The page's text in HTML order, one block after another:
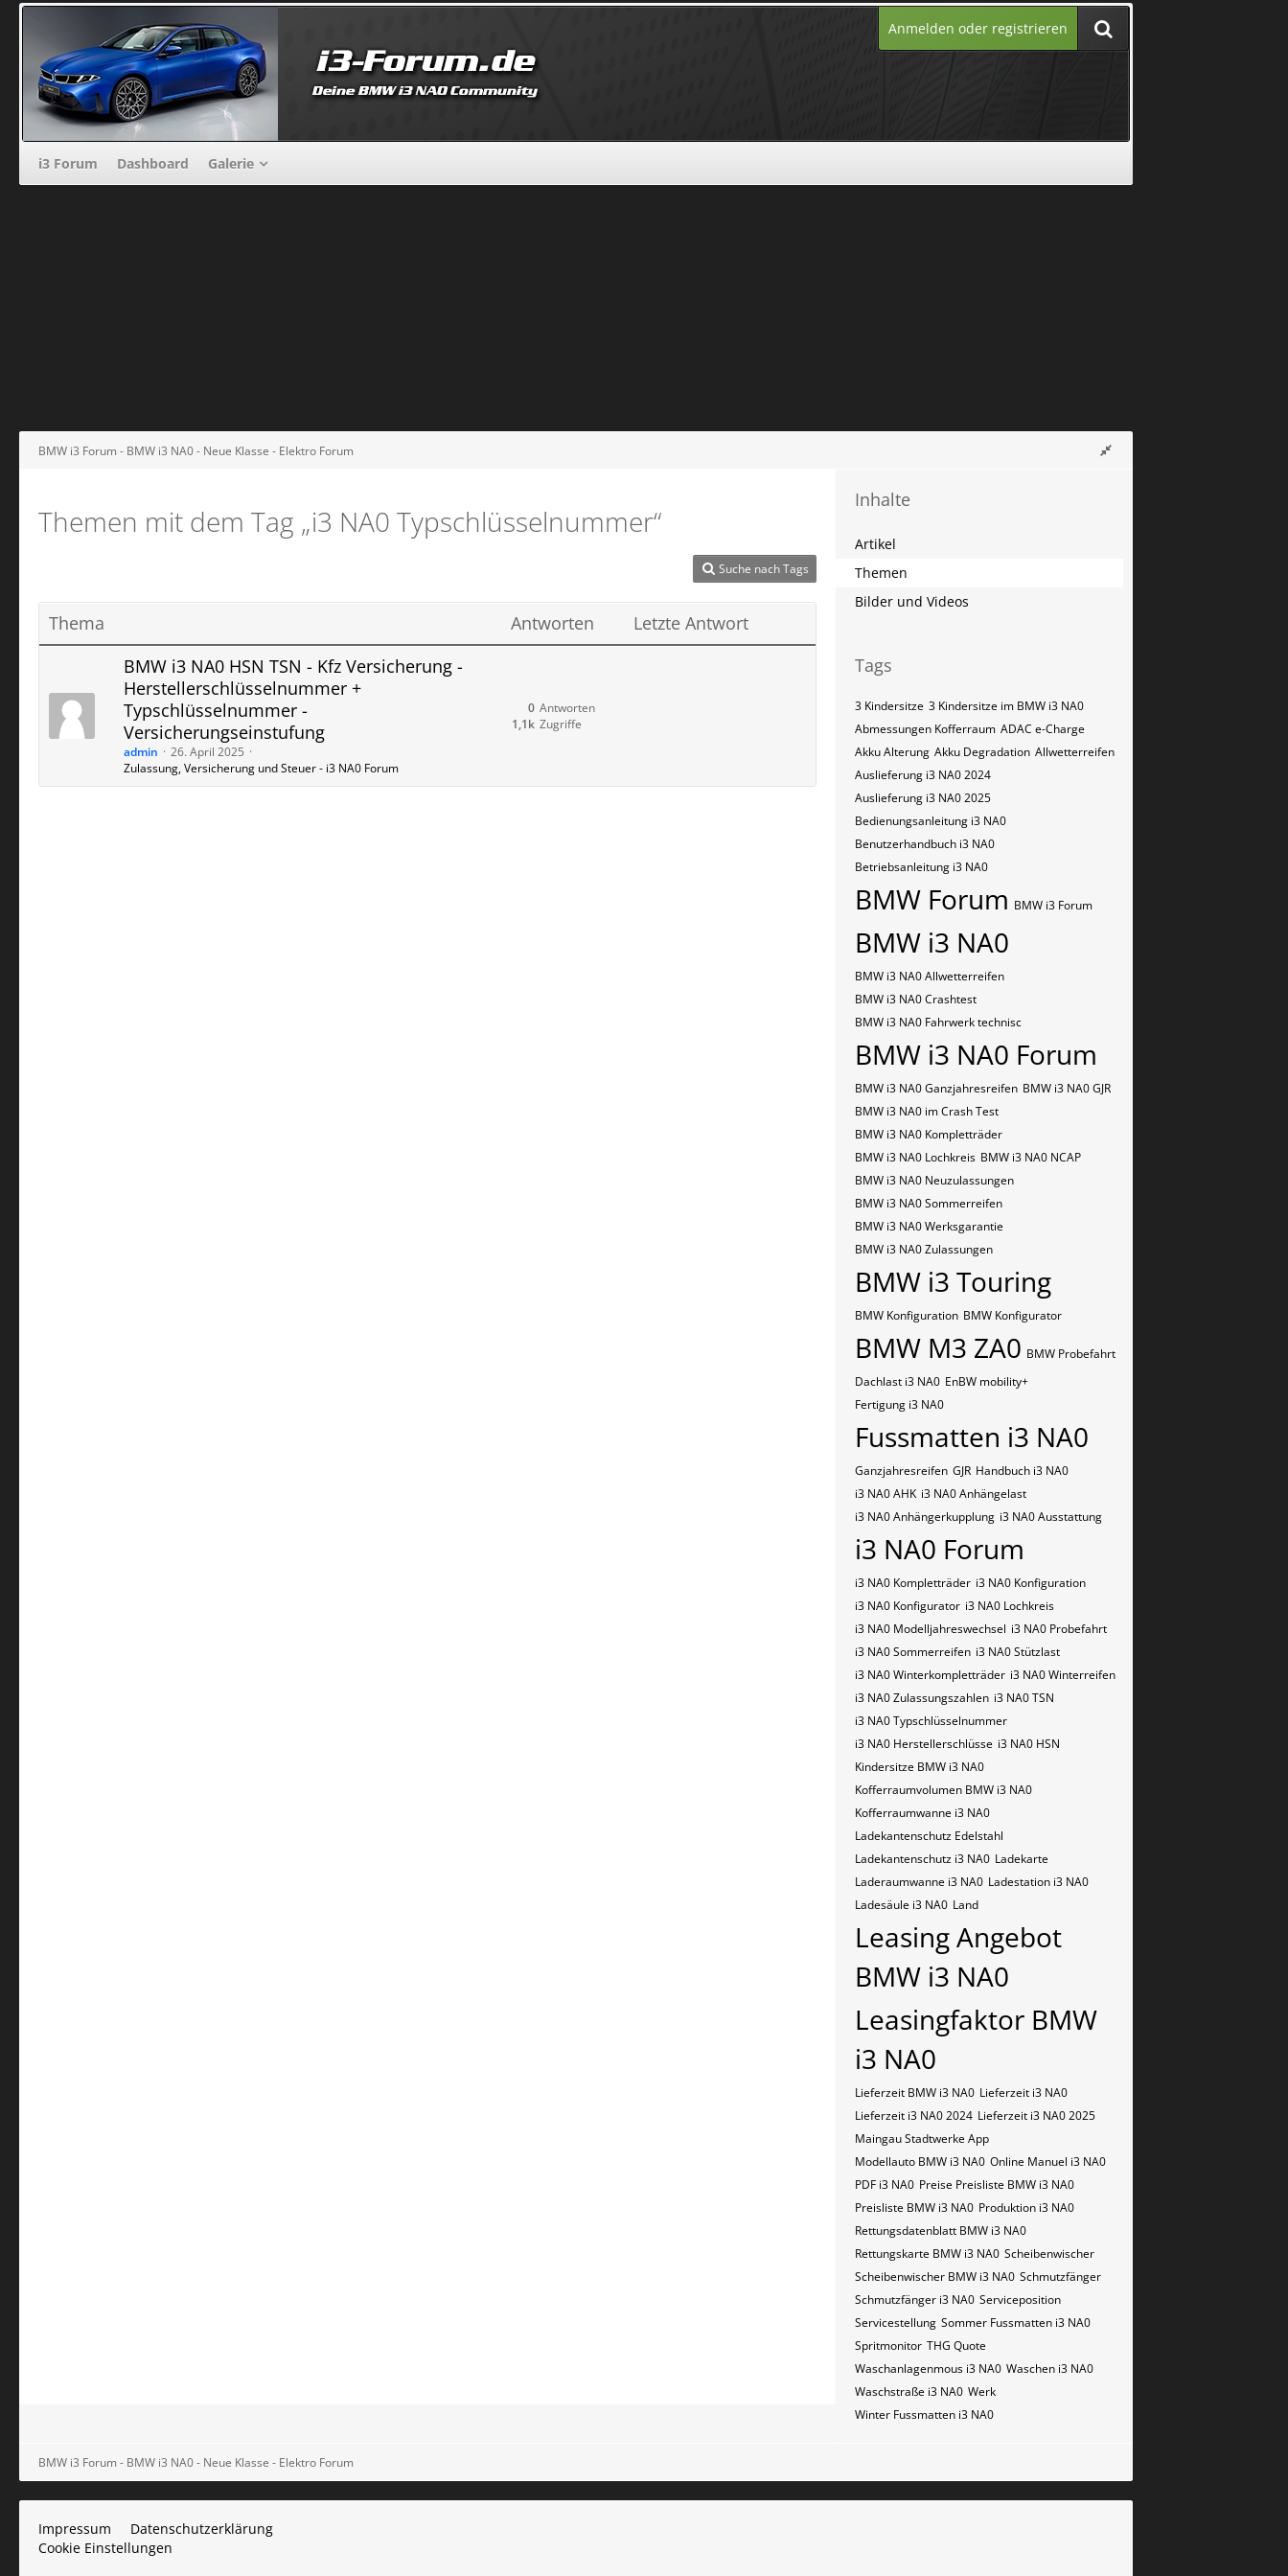
Anmelden oder registrieren
i3 Forum Dashboard Galerie
BMW i3 Forum - BMW i3 NA0 - Neue Klasse - Elektro Forum
Themen mit dem Tag „i3 NA0​​​​ Typschlüsselnummer“
Suche nach Tags
Thema Antworten
Letzte Antwort
BMW i3 NA0 HSN TSN - Kfz Versicherung -
Herstellerschlüsselnummer +
Typschlüsselnummer -
Versicherungseinstufung
admin
26. April 2025
Zulassung, Versicherung und Steuer - i3 NA0 Forum
Antworten
0
Zugriffe
1,1k
Inhalte
Artikel
Themen
Bilder und Videos
Tags
3 Kindersitze 3 Kindersitze im BMW i3 NA0
Abmessungen Kofferraum ADAC e-Charge
Akku Alterung Akku Degradation Allwetterreifen
Auslieferung i3 NA0 2024
Auslieferung i3 NA0 2025
Bedienungsanleitung i3 NA0
Benutzerhandbuch i3 NA0
Betriebsanleitung i3 NA0
BMW Forum BMW i3 Forum
BMW i3 NA0
BMW i3 NA0 Allwetterreifen
BMW i3 NA0 Crashtest
BMW i3 NA0 Fahrwerk technisc
BMW i3 NA0 Forum
BMW i3 NA0 Ganzjahresreifen BMW i3 NA0 GJR
BMW i3 NA0 im Crash Test
BMW i3 NA0 Kompletträder
BMW i3 NA0 Lochkreis BMW i3 NA0 NCAP
BMW i3 NA0 Neuzulassungen
BMW i3 NA0 Sommerreifen
BMW i3 NA0 Werksgarantie
BMW i3 NA0 Zulassungen
BMW i3 Touring
BMW Konfiguration BMW Konfigurator
BMW M3 ZA0 BMW Probefahrt
Dachlast i3 NA0 EnBW mobility+
Fertigung i3 NA0
Fussmatten i3 NA0
Ganzjahresreifen GJR Handbuch i3 NA0
i3 NA0 AHK i3 NA0 Anhängelast
i3 NA0 Anhängerkupplung i3 NA0 Ausstattung
i3 NA0 Forum
i3 NA0 Kompletträder i3 NA0 Konfiguration
i3 NA0 Konfigurator i3 NA0 Lochkreis
i3 NA0 Modelljahreswechsel i3 NA0 Probefahrt
i3 NA0 Sommerreifen i3 NA0 Stützlast
i3 NA0 Winterkompletträder i3 NA0 Winterreifen
i3 NA0 Zulassungszahlen i3 NA0​​​​ TSN
i3 NA0​​​​ Typschlüsselnummer
i3 NA0​​​​​ Herstellerschlüsse i3 NA0​​​​​ HSN
Kindersitze BMW i3 NA0
Kofferraumvolumen BMW i3 NA0
Kofferraumwanne i3 NA0
Ladekantenschutz Edelstahl
Ladekantenschutz i3 NA0 Ladekarte
Laderaumwanne i3 NA0 Ladestation i3 NA0
Ladesäule i3 NA0 Land
Leasing Angebot
BMW i3 NA0
Leasingfaktor BMW
i3 NA0
Lieferzeit BMW i3 NA0 Lieferzeit i3 NA0
Lieferzeit i3 NA0 2024 Lieferzeit i3 NA0 2025
Maingau Stadtwerke App
Modellauto BMW i3 NA0 Online Manuel i3 NA0
PDF i3 NA0 Preise Preisliste BMW i3 NA0
Preisliste BMW i3 NA0 Produktion i3 NA0
Rettungsdatenblatt BMW i3 NA0
Rettungskarte BMW i3 NA0 Scheibenwischer
Scheibenwischer BMW​ i3 NA0 Schmutzfänger
Schmutzfänger i3 NA0 Serviceposition
Servicestellung Sommer Fussmatten i3 NA0
Spritmonitor THG Quote
Waschanlagenmous i3 NA0 Waschen i3 NA0
Waschstraße i3 NA0 Werk
Winter Fussmatten i3 NA0
BMW i3 Forum - BMW i3 NA0 - Neue Klasse - Elektro Forum
Impressum
Datenschutzerklärung
Cookie Einstellungen